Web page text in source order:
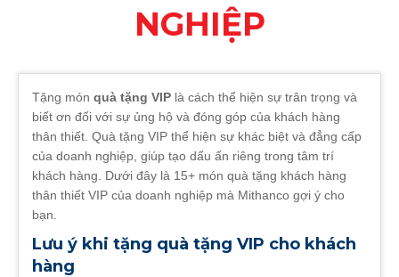
NGHIỆP
Tặng món quà tặng VIP là cách thể hiện sự trân trọng và
biết ơn đối với sự ủng hộ và đóng góp của khách hàng
thân thiết. Quà tặng VIP thể hiện sự khác biệt và đẳng cấp
của doanh nghiệp, giúp tạo dấu ấn riêng trong tâm trí
khách hàng. Dưới đây là 15+ món quà tặng khách hàng
thân thiết VIP của doanh nghiệp mà Mithanco gợi ý cho
bạn.
Lưu ý khi tặng quà tặng VIP cho khách
hàng